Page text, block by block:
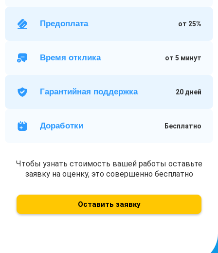
Предоплата от 25%
Время отклика от 5 минут
Гарантийная поддержка 20 дней
Доработки Бесплатно
Чтобы узнать стоимость вашей работы оставьте
заявку на оценку, это совершенно бесплатно
Оставить заявку